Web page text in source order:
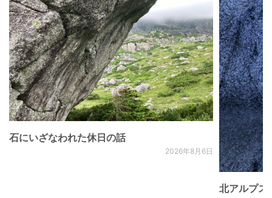
石にいざなわれた休日の話
2026年8月6日
北アルプ